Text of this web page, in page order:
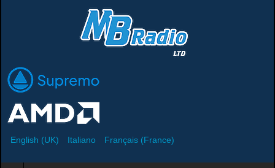
English (UK) Italiano Français (France)